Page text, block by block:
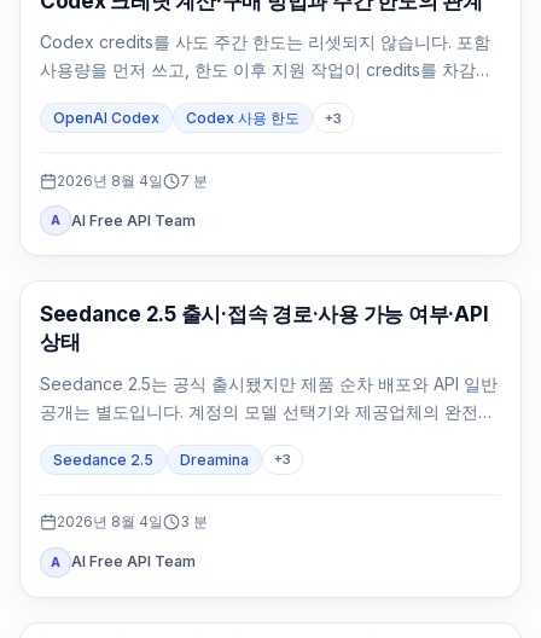
Codex credits를 사도 주간 한도는 리셋되지 않습니다. 포함
사용량을 먼저 쓰고, 한도 이후 지원 작업이 credits를 차감합
OpenAI Codex Codex 사용 한도 +3
2026년 8월 4일 7 분
A AI Free API Team
AI Video Generation
Seedance 2.5 출시·접속 경로·사용 가능 여부·API
상태
Seedance 2.5는 공식 출시됐지만 제품 순차 배포와 API 일반
공개는 별도입니다. 계정의 모델 선택기와 제공업체의 완전한
Seedance 2.5 Dreamina +3
2026년 8월 4일 3 분
A AI Free API Team